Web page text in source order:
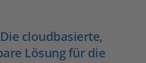
Die cloudbasierte,
Lösung für die